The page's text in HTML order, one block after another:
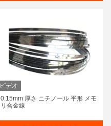
ビデオ
0.15mm 厚さ ニチノール 平形 メモ
リ合金線